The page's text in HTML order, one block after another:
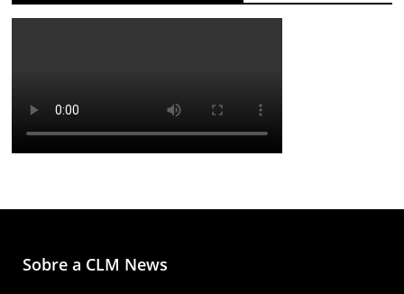
Sobre a CLM News